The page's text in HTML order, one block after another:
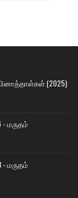
(2025)
- மருதம்
- மருதம்